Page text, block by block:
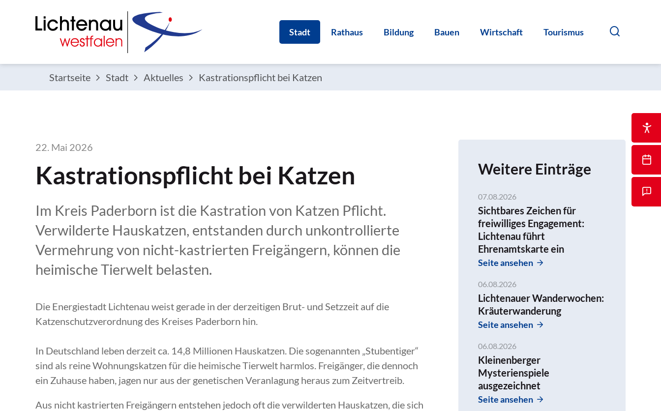
Stadt Rathaus Bildung Bauen Wirtschaft Tourismus
Startseite Stadt Aktuelles Kastrationspflicht bei Katzen
22. Mai 2026
Kastrationspflicht bei Katzen
Im Kreis Paderborn ist die Kastration von Katzen Pflicht.
Verwilderte Hauskatzen, entstanden durch unkontrollierte
Vermehrung von nicht-kastrierten Freigängern, können die
heimische Tierwelt belasten.
Die Energiestadt Lichtenau weist gerade in der derzeitigen Brut- und Setzzeit auf die
Katzenschutzverordnung des Kreises Paderborn hin.
In Deutschland leben derzeit ca. 14,8 Millionen Hauskatzen. Die sogenannten „Stubentiger“
sind als reine Wohnungskatzen für die heimische Tierwelt harmlos. Freigänger, die dennoch
ein Zuhause haben, jagen nur aus der genetischen Veranlagung heraus zum Zeitvertreib.
Aus nicht kastrierten Freigängern entstehen jedoch oft die verwilderten Hauskatzen, die sich
Weitere Einträge
07.08.2026
Sichtbares Zeichen für
freiwilliges Engagement:
Lichtenau führt
Ehrenamtskarte ein
Seite ansehen
06.08.2026
Lichtenauer Wanderwochen:
Kräuterwanderung
Seite ansehen
06.08.2026
Kleinenberger
Mysterienspiele
ausgezeichnet
Seite ansehen